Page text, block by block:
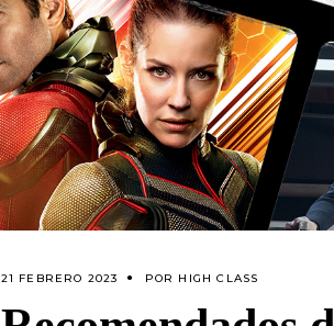
21 FEBRERO 2023 POR HIGH CLASS